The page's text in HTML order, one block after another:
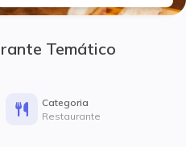
Temático
Categoria
Restaurante